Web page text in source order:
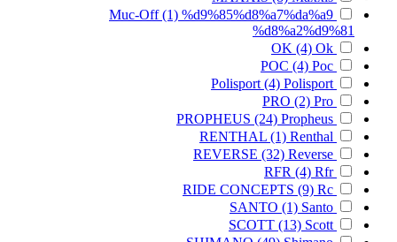
Muc-Off (1) %d9%85%d8%a7%da%a9
%d8%a2%d9%81
OK (4) Ok
POC (4) Poc
Polisport (4) Polisport
PRO (2) Pro
PROPHEUS (24) Propheus
RENTHAL (1) Renthal
REVERSE (32) Reverse
RFR (4) Rfr
RIDE CONCEPTS (9) Rc
SANTO (1) Santo
SCOTT (13) Scott